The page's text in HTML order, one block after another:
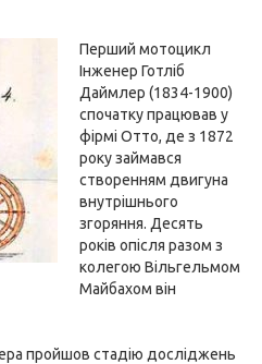
Перший мотоцикл
Інженер Готліб
Даймлер (1834-1900)
спочатку працював у
фірмі Отто, де з 1872
року займався
створенням двигуна
внутрішнього
згоряння. Десять
років опісля разом з
колегою Вільгельмом
Майбахом він
пройшов стадію досліджень